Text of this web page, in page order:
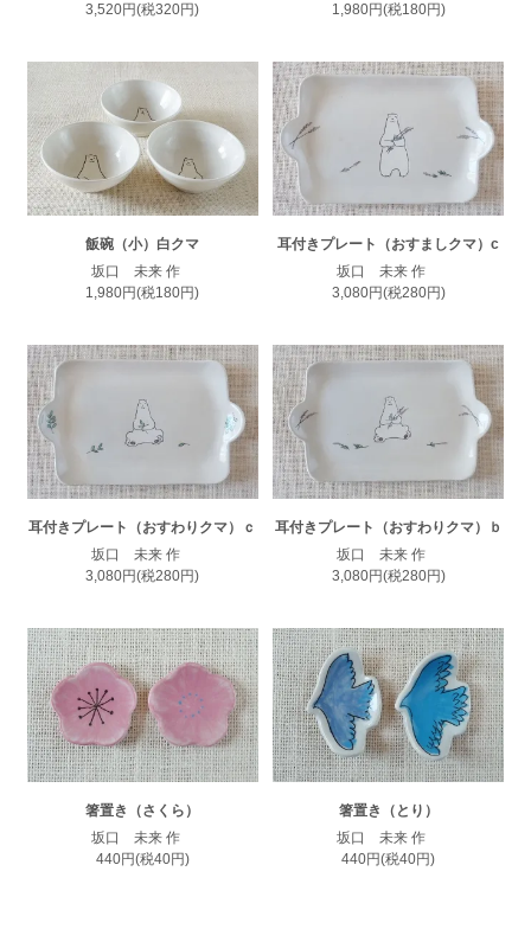
3,520円(税320円)
1,980円(税180円)
飯碗（小）白クマ
坂口 未来 作
1,980円(税180円)
耳付きプレート（おすましクマ）c
坂口 未来 作
3,080円(税280円)
耳付きプレート（おすわりクマ）ｃ
坂口 未来 作
3,080円(税280円)
耳付きプレート（おすわりクマ）ｂ
坂口 未来 作
3,080円(税280円)
箸置き（さくら）
坂口 未来 作
440円(税40円)
箸置き（とり）
坂口 未来 作
440円(税40円)